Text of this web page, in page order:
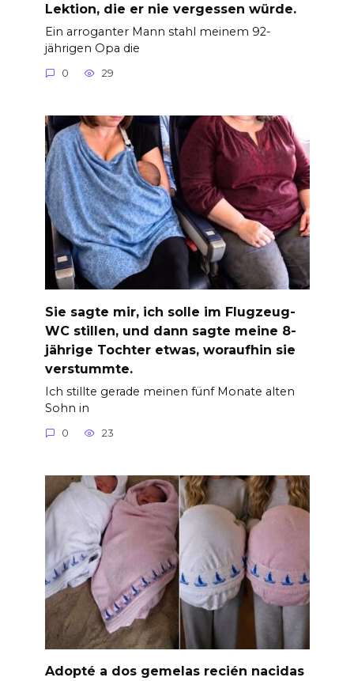
Lektion, die er nie vergessen würde.
Ein arroganter Mann stahl meinem 92-
jährigen Opa die
0 29
Sie sagte mir, ich solle im Flugzeug-
WC stillen, und dann sagte meine 8-
jährige Tochter etwas, woraufhin sie
verstummte.
Ich stillte gerade meinen fünf Monate alten
Sohn in
0 23
Adopté a dos gemelas recién nacidas